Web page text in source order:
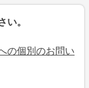
。
の個別のお問い